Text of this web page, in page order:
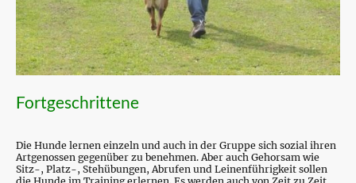
Fortgeschrittene
Die Hunde lernen einzeln und auch in der Gruppe sich sozial ihren
Artgenossen gegenüber zu benehmen. Aber auch Gehorsam wie
Sitz-, Platz-, Stehübungen, Abrufen und Leinenführigkeit sollen